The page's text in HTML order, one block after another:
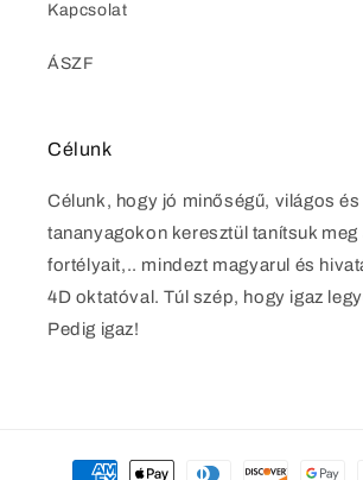
Kapcsolat
ÁSZF
Célunk
Célunk, hogy jó minőségű, világos és
tananyagokon keresztül tanítsuk meg
fortélyait,.. mindezt magyarul és
4D oktatóval. Túl szép, hogy igaz
Pedig igaz!
Fizetési